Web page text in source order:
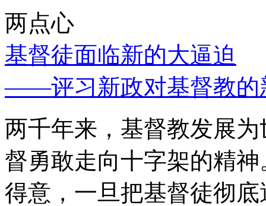
两点心
基督徒面临新的大逼迫
——评习新政对基督教的
两千年来，基督教发展
督勇敢走向十字架的精
得意，一旦把基督徒彻